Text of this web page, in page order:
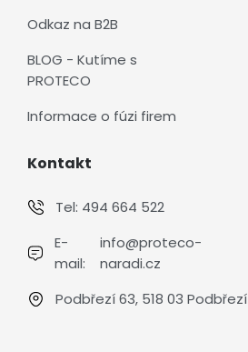
Odkaz na B2B
BLOG - Kutíme s
PROTECO
Informace o fúzi firem
Kontakt
Tel: 494 664 522
E-
mail:
info@proteco-
naradi.cz
Podbřezí 63, 518 03 Podbřezí